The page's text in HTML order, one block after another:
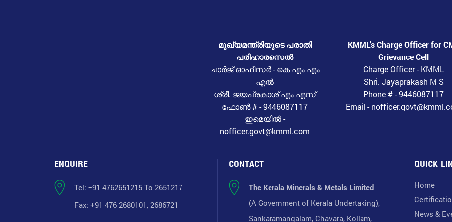
മുഖ്യമന്ത്രിയുടെ പരാതി
പരിഹാരസെൽ
ചാർജ് ഓഫീസർ - കെ എം എം
എൽ
ശ്രീ. ജയപ്രകാശ് എം എസ്
ഫോൺ # - 9446087117
ഇമെയിൽ -
nofficer.govt@kmml.com
KMML’s Charge Officer for
Grievance Cell
Charge Officer - KMML
Shri. Jayaprakash M S
Phone # - 9446087117
Email -
ENQUIRE
Tel: +91 4762651215 To 2651217
Fax: +91 476 2680101, 2686721
CONTACT
The Kerala Minerals & Metals Limited
(A Government of Kerala Undertaking),
Sankaramangalam, Chavara, Kollam,
QUICK
Home
News &